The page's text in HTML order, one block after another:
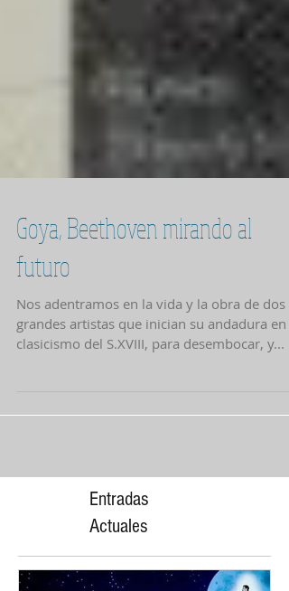
Goya, Beethoven mirando al
futuro
Nos adentramos en la vida y la obra de dos
Entradas
Actuales